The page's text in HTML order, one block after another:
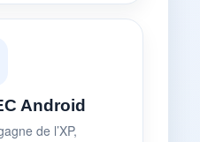
Android
de l’XP,